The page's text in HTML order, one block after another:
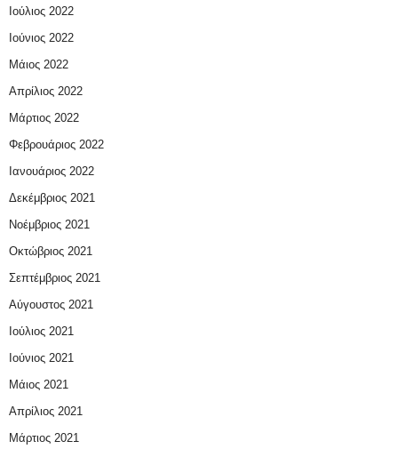
Ιούλιος 2022
Ιούνιος 2022
Μάιος 2022
Απρίλιος 2022
Μάρτιος 2022
Φεβρουάριος 2022
Ιανουάριος 2022
Δεκέμβριος 2021
Νοέμβριος 2021
Οκτώβριος 2021
Σεπτέμβριος 2021
Αύγουστος 2021
Ιούλιος 2021
Ιούνιος 2021
Μάιος 2021
Απρίλιος 2021
Μάρτιος 2021